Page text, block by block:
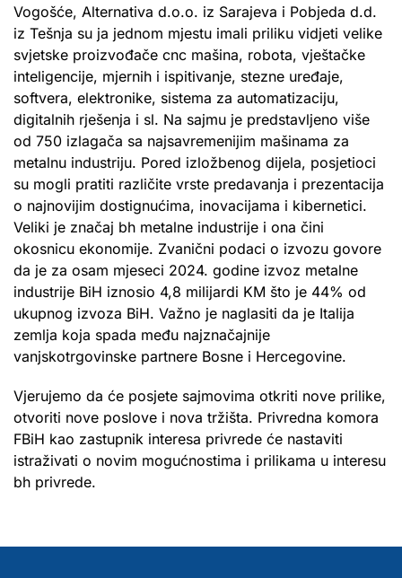
Vogošće, Alternativa d.o.o. iz Sarajeva i Pobjeda d.d.
iz Tešnja su ja jednom mjestu imali priliku vidjeti velike
svjetske proizvođače cnc mašina, robota, vještačke
inteligencije, mjernih i ispitivanje, stezne uređaje,
softvera, elektronike, sistema za automatizaciju,
digitalnih rješenja i sl. Na sajmu je predstavljeno više
od 750 izlagača sa najsavremenijim mašinama za
metalnu industriju. Pored izložbenog dijela, posjetioci
su mogli pratiti različite vrste predavanja i prezentacija
o najnovijim dostignućima, inovacijama i kibernetici.
Veliki je značaj bh metalne industrije i ona čini
okosnicu ekonomije. Zvanični podaci o izvozu govore
da je za osam mjeseci 2024. godine izvoz metalne
industrije BiH iznosio 4,8 milijardi KM što je 44% od
ukupnog izvoza BiH. Važno je naglasiti da je Italija
zemlja koja spada među najznačajnije
vanjskotrgovinske partnere Bosne i Hercegovine.
Vjerujemo da će posjete sajmovima otkriti nove prilike,
otvoriti nove poslove i nova tržišta. Privredna komora
FBiH kao zastupnik interesa privrede će nastaviti
istraživati o novim mogućnostima i prilikama u interesu
bh privrede.